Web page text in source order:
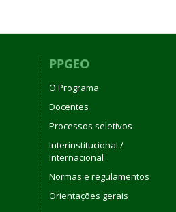
PPGEO
O Programa
Docentes
Processos seletivos
Interinstitucional /
Internacional
Normas e regulamentos
Orientações gerais